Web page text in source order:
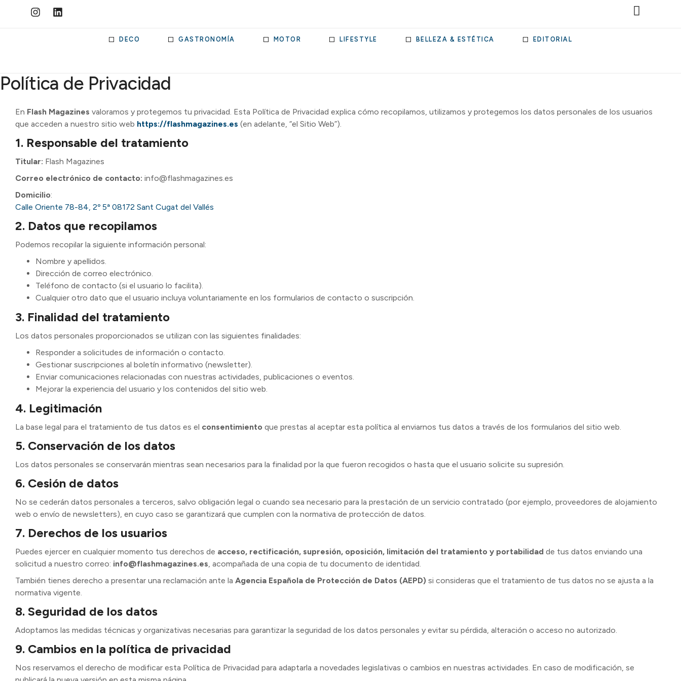
DECO GASTRONOMÍA MOTOR LIFESTYLE BELLEZA & ESTÉTICA EDITORIAL
Política de Privacidad
En Flash Magazines valoramos y protegemos tu privacidad. Esta Política de Privacidad explica cómo recopilamos, utilizamos y protegemos los datos personales de los usuarios
que acceden a nuestro sitio web https://flashmagazines.es (en adelante, “el Sitio Web”).
1. Responsable del tratamiento
Titular: Flash Magazines
Correo electrónico de contacto: info@flashmagazines.es
Domicilio:
Calle Oriente 78-84, 2º 5ª 08172 Sant Cugat del Vallés
2. Datos que recopilamos
Podemos recopilar la siguiente información personal:
Nombre y apellidos.
Dirección de correo electrónico.
Teléfono de contacto (si el usuario lo facilita).
Cualquier otro dato que el usuario incluya voluntariamente en los formularios de contacto o suscripción.
3. Finalidad del tratamiento
Los datos personales proporcionados se utilizan con las siguientes finalidades:
Responder a solicitudes de información o contacto.
Gestionar suscripciones al boletín informativo (newsletter).
Enviar comunicaciones relacionadas con nuestras actividades, publicaciones o eventos.
Mejorar la experiencia del usuario y los contenidos del sitio web.
4. Legitimación
La base legal para el tratamiento de tus datos es el consentimiento que prestas al aceptar esta política al enviarnos tus datos a través de los formularios del sitio web.
5. Conservación de los datos
Los datos personales se conservarán mientras sean necesarios para la finalidad por la que fueron recogidos o hasta que el usuario solicite su supresión.
6. Cesión de datos
No se cederán datos personales a terceros, salvo obligación legal o cuando sea necesario para la prestación de un servicio contratado (por ejemplo, proveedores de alojamiento
web o envío de newsletters), en cuyo caso se garantizará que cumplen con la normativa de protección de datos.
7. Derechos de los usuarios
Puedes ejercer en cualquier momento tus derechos de acceso, rectificación, supresión, oposición, limitación del tratamiento y portabilidad de tus datos enviando una
solicitud a nuestro correo: info@flashmagazines.es, acompañada de una copia de tu documento de identidad.
También tienes derecho a presentar una reclamación ante la Agencia Española de Protección de Datos (AEPD) si consideras que el tratamiento de tus datos no se ajusta a la
normativa vigente.
8. Seguridad de los datos
Adoptamos las medidas técnicas y organizativas necesarias para garantizar la seguridad de los datos personales y evitar su pérdida, alteración o acceso no autorizado.
9. Cambios en la política de privacidad
Nos reservamos el derecho de modificar esta Política de Privacidad para adaptarla a novedades legislativas o cambios en nuestras actividades. En caso de modificación, se